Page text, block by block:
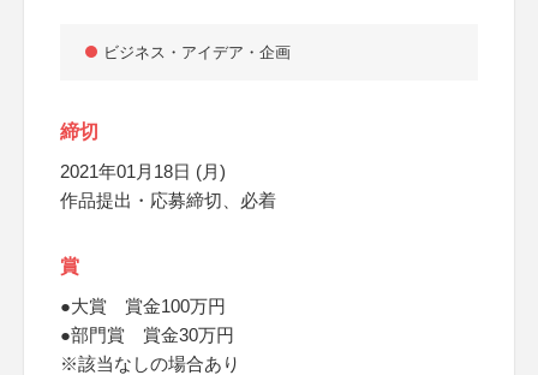
ビジネス・アイデア・企画
締切
2021年01月18日 (月)
作品提出・応募締切、必着
賞
●大賞 賞金100万円
●部門賞 賞金30万円
※該当なしの場合あり